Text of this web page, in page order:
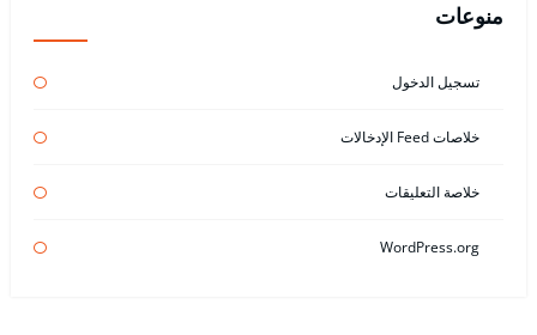
منوعات
تسجيل الدخول
خلاصات Feed الإدخالات
خلاصة التعليقات
WordPress.org